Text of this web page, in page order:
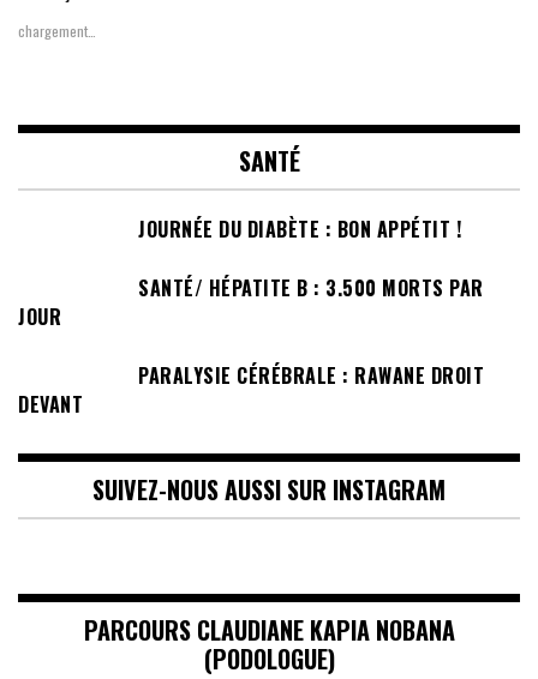
chargement…
SANTÉ
JOURNÉE DU DIABÈTE : BON APPÉTIT !
SANTÉ/ HÉPATITE B : 3.500 MORTS PAR
JOUR
PARALYSIE CÉRÉBRALE : RAWANE DROIT
DEVANT
SUIVEZ-NOUS AUSSI SUR INSTAGRAM
PARCOURS CLAUDIANE KAPIA NOBANA
(PODOLOGUE)